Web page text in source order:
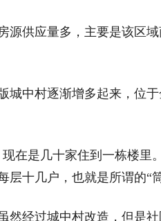
供应量多，主要是该区域
中村逐渐增多起来，位于
是几十家住到一栋楼里
十几户，也就是所谓的“筒
经过城中村改造，但是社